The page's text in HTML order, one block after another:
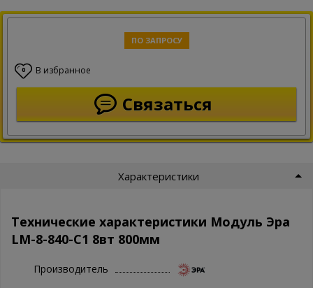
ПО ЗАПРОСУ
0 В избранное
Связаться
Характеристики
Технические характеристики Модуль Эра
LM-8-840-C1 8вт 800мм
Производитель